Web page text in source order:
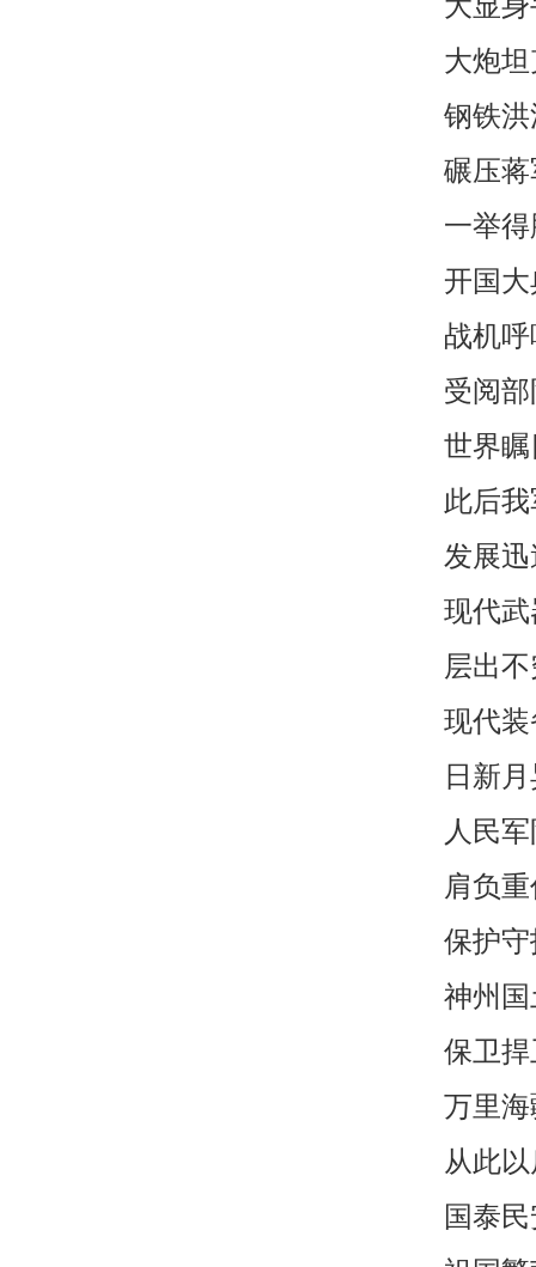
大炮坦
钢铁洪
碾压蒋
一举得
开国大
战机呼
受阅部
世界瞩
此后我
发展迅
现代武
层出
现代装
日新
人民
肩负
保护守
神州国
保卫捍
万里海
从此
国泰